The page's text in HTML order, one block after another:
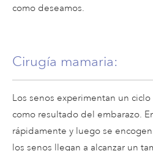
como deseamos.
Cirugía mamaria:
Los senos experimentan un
como resultado del embarazo.
rápidamente y luego se
los senos llegan a alcanzar un